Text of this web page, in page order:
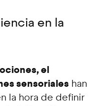
en la
el
sensoriales han
la hora de definir